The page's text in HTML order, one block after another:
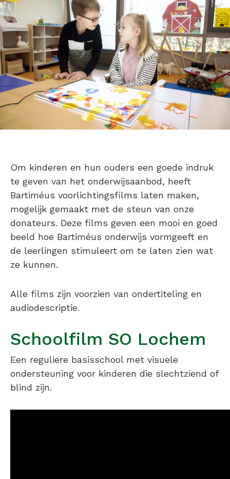
Om kinderen en hun ouders een goede indruk
te geven van het onderwijsaanbod, heeft
Bartiméus voorlichtingsfilms laten maken,
mogelijk gemaakt met de steun van onze
donateurs. Deze films geven een mooi en goed
beeld hoe Bartiméus onderwijs vormgeeft en
de leerlingen stimuleert om te laten zien wat
ze kunnen.
Alle films zijn voorzien van ondertiteling en
audiodescriptie.
Schoolfilm SO Lochem
Een reguliere basisschool met visuele
ondersteuning voor kinderen die slechtziend of
blind zijn.